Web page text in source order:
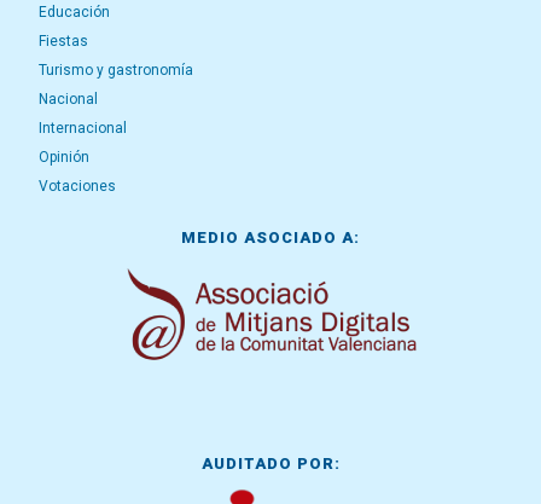
Educación
Fiestas
Turismo y gastronomía
Nacional
Internacional
Opinión
Votaciones
MEDIO ASOCIADO A:
AUDITADO POR: